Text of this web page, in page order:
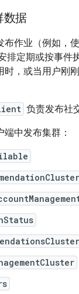
数据
布作业（例如，
排定期或按事件
时，或当用户刚
负责发布社
中发布集群：